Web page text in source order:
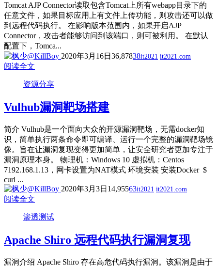
Tomcat AJP Connector读取包含Tomcat上所有webapp目录下的
任意文件，如果目标应用上有文件上传功能，则攻击还可以做
到远程代码执行。 在影响版本范围内，如果开启AJP
Connector，攻击者能够访问到该端口，则可被利用。 在默认
配置下，Tomca...
2020年3月16日 36,87838it2021 it2021.com
阅读全文
资源分享
Vulhub漏洞靶场搭建
简介 Vulhub是一个面向大众的开源漏洞靶场，无需docker知
识，简单执行两条命令即可编译、运行一个完整的漏洞靶场镜
像。旨在让漏洞复现变得更加简单，让安全研究者更加专注于
漏洞原理本身。 物理机：Windows 10 虚拟机：Centos
7192.168.1.13，网卡设置为NAT模式 环境安装 安装Docker $
curl ...
2020年3月3日 14,95563it2021 it2021.com
阅读全文
渗透测试
Apache Shiro 远程代码执行漏洞复现
漏洞介绍 Apache Shiro 存在高危代码执行漏洞。该漏洞是由于